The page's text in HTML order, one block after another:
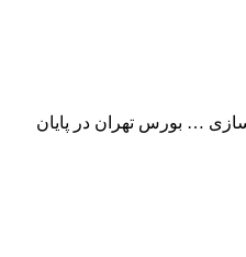
معاملات شاخص‌ سازی … بورس تهران در پایان